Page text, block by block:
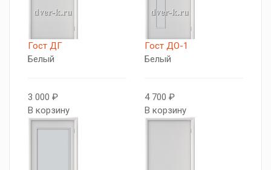
Гост ДГ
Белый
3 000 ₽
В корзину
Гост ДО-1
Белый
4 700 ₽
В корзину